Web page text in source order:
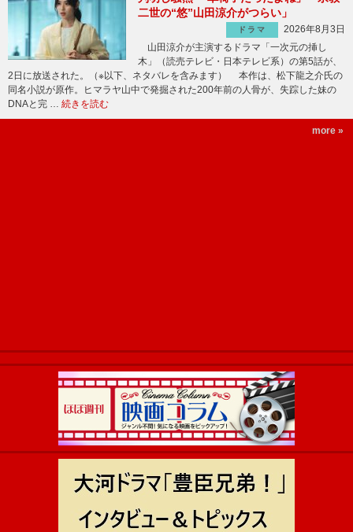
二世の“悠”山田涼介がつらい」
ドラマ
2026年8月3日
山田涼介が主演するドラマ「一次元の挿し
木」（読売テレビ・日本テレビ系）の第5話が、
2日に放送された。（※以下、ネタバレを含みます） 本作は、松下龍之介氏の
同名小説が原作。ヒマラヤ山中で発掘された200年前の人骨が、失踪した妹の
DNAと完 … 続きを読む
more »